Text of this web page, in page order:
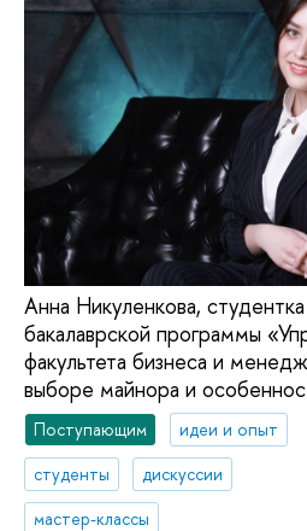
Анна Никуленкова,
бакалаврской программы
факультета бизнеса и
выборе майнора и
Поступающим
идеи и опыт
студенты
дискуссии
мастер-классы